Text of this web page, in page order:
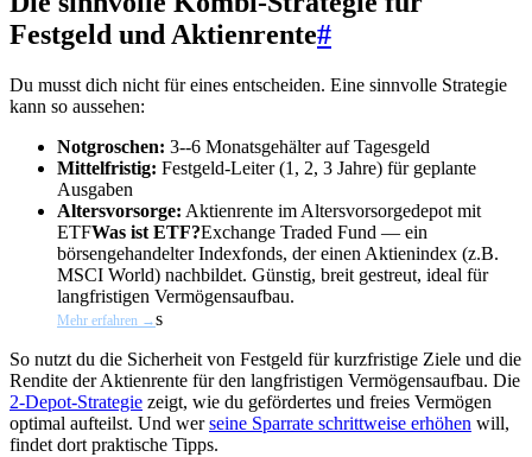
Festgeld und Aktienrente#
Du musst dich nicht für eines entscheiden. Eine sinnvolle Strategie
kann so aussehen:
Notgroschen: 3--6 Monatsgehälter auf Tagesgeld
Mittelfristig: Festgeld-Leiter (1, 2, 3 Jahre) für geplante
Ausgaben
Altersvorsorge: Aktienrente im Altersvorsorgedepot mit
ETFWas ist ETF?Exchange Traded Fund — ein
börsengehandelter Indexfonds, der einen Aktienindex (z.B.
MSCI World) nachbildet. Günstig, breit gestreut, ideal für
langfristigen Vermögensaufbau.
Mehr erfahren →s
So nutzt du die Sicherheit von Festgeld für kurzfristige Ziele und die
Rendite der Aktienrente für den langfristigen Vermögensaufbau. Die
2-Depot-Strategie zeigt, wie du gefördertes und freies Vermögen
optimal aufteilst. Und werseine Sparrate schrittweise erhöhen will,
findet dort praktische Tipps.